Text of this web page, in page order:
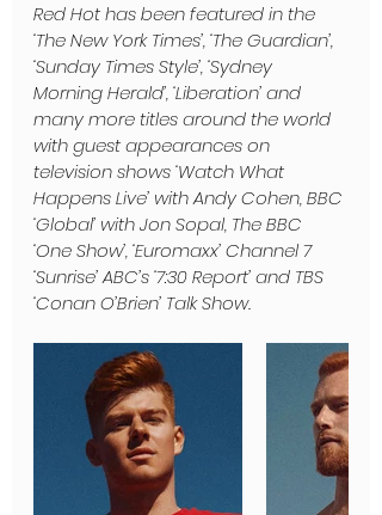
Red Hot has been featured in the
‘The New York Times’, ‘The Guardian’,
‘Sunday Times Style’, ‘Sydney
Morning Herald’, ‘Liberation’ and
many more titles around the world
with guest appearances on
television shows ‘Watch What
Happens Live’ with Andy Cohen, BBC
‘Global’ with Jon Sopal, The BBC
‘One Show’, ‘Euromaxx’ Channel 7
‘Sunrise’ ABC’s ‘7:30 Report’ and TBS
‘Conan O’Brien’ Talk Show.